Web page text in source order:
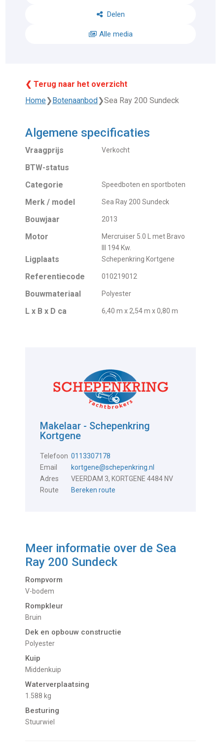
Delen
Alle media
❮ Terug naar het overzicht
Home❯ Botenaanbod ❯Sea Ray 200 Sundeck
Algemene specificaties
Vraagprijs Verkocht
BTW-status
Categorie
Speedboten en sportboten
Merk / model Sea Ray 200 Sundeck
Bouwjaar 2013
Motor
Mercruiser 5.0 L met Bravo
III 194 Kw.
Ligplaats Schepenkring Kortgene
Referentiecode 010219012
Bouwmateriaal Polyester
L x B x D ca 6,40 m x 2,54 m x 0,80 m
Makelaar - Schepenkring
Kortgene
Telefoon 0113307178
Email
kortgene@schepenkring.nl
Adres
VEERDAM 3, KORTGENE 4484 NV
Route
Bereken route
Meer informatie over de Sea
Ray 200 Sundeck
Rompvorm
V-bodem
Rompkleur
Bruin
Dek en opbouw constructie
Polyester
Kuip
Middenkuip
Waterverplaatsing
1.588 kg
Besturing
Stuurwiel